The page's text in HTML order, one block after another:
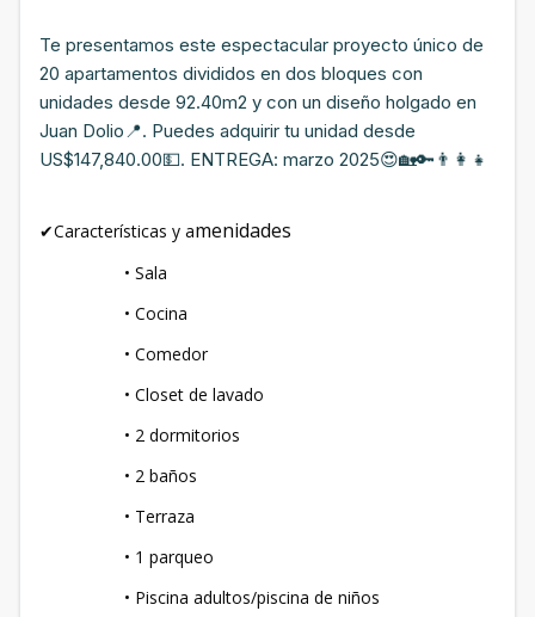
Te presentamos este espectacular proyecto único de
20 apartamentos divididos en dos bloques con
unidades desde 92.40m2 y con un diseño holgado en
Juan Dolio📍. Puedes adquirir tu unidad desde
US$147,840.00💵. ENTREGA: marzo 2025😍🏡🔑👨‍👩‍👧
✔Características y amenidades
• Sala
• Cocina
• Comedor
• Closet de lavado
• 2 dormitorios
• 2 baños
• Terraza
• 1 parqueo
• Piscina adultos/piscina de niños